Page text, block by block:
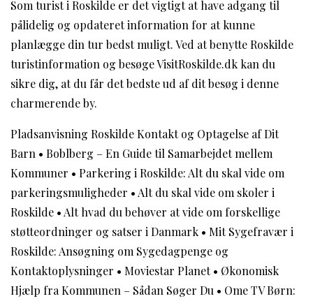
Som turist i Roskilde er det vigtigt at have adgang til
pålidelig og opdateret information for at kunne
planlægge din tur bedst muligt. Ved at benytte Roskilde
turistinformation og besøge VisitRoskilde.dk kan du
sikre dig, at du får det bedste ud af dit besøg i denne
charmerende by.
Pladsanvisning Roskilde Kontakt og Optagelse af Dit
Barn • Boblberg – En Guide til Samarbejdet mellem
Kommuner • Parkering i Roskilde: Alt du skal vide om
parkeringsmuligheder • Alt du skal vide om skoler i
Roskilde • Alt hvad du behøver at vide om forskellige
støtteordninger og satser i Danmark • Mit Sygefravær i
Roskilde: Ansøgning om Sygedagpenge og
Kontaktoplysninger • Moviestar Planet• Økonomisk
Hjælp fra Kommunen – Sådan Søger Du • Ome TV Børn: